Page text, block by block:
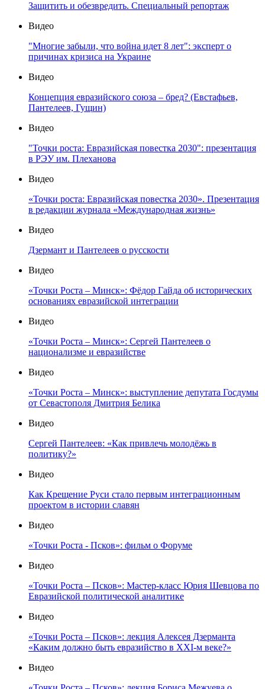
Защитить и обезвредить. Специальный репортаж
Видео
"Многие забыли, что война идет 8 лет": эксперт о
причинах кризиса на Украине
Видео
Концепция евразийского союза – бред? (Евстафьев,
Пантелеев, Гущин)
Видео
"Точки роста: Евразийская повестка 2030": презентация
в РЭУ им. Плеханова
Видео
«Точки роста: Евразийская повестка 2030». Презентация
в редакции журнала «Международная жизнь»
Видео
Дзермант и Пантелеев о русскости
Видео
«Точки Роста – Минск»: Фёдор Гайда об исторических
основаниях евразийской интеграции
Видео
«Точки Роста – Минск»: Сергей Пантелеев о
национализме и евразийстве
Видео
«Точки Роста – Минск»: выступление депутата Госдумы
от Севастополя Дмитрия Белика
Видео
Сергей Пантелеев: «Как привлечь молодёжь в
политику?»
Видео
Как Крещение Руси стало первым интеграционным
проектом в истории славян
Видео
«Точки Роста - Псков»: фильм о Форуме
Видео
«Точки Роста – Псков»: Мастер-класс Юрия Шевцова по
Евразийской политической аналитике
Видео
«Точки Роста – Псков»: лекция Алексея Дзерманта
«Каким должно быть евразийство в XXI-м веке?»
Видео